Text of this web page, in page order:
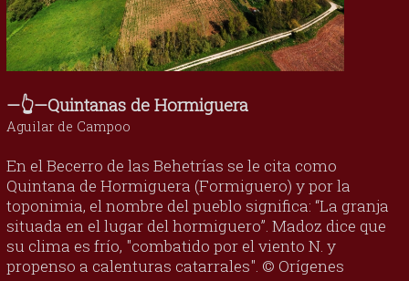
—👆—Quintanas de Hormiguera
Aguilar de Campoo
En el Becerro de las Behetrías se le cita como
Quintana de Hormiguera (Formiguero) y por la
toponimia, el nombre del pueblo significa: “La granja
situada en el lugar del hormiguero”. Madoz dice que
su clima es frío, "combatido por el viento N. y
propenso a calenturas catarrales". © Orígenes